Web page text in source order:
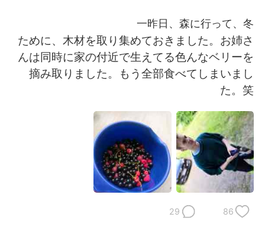
繁體中文 Español
한국어
ไทย
Italiano
一昨日、森に行って、冬
ために、木材を取り集めておきました。お姉さ
んは同時に家の付近で生えてる色んなベリーを
摘み取りました。もう全部食べてしまいまし
た。笑
86
29